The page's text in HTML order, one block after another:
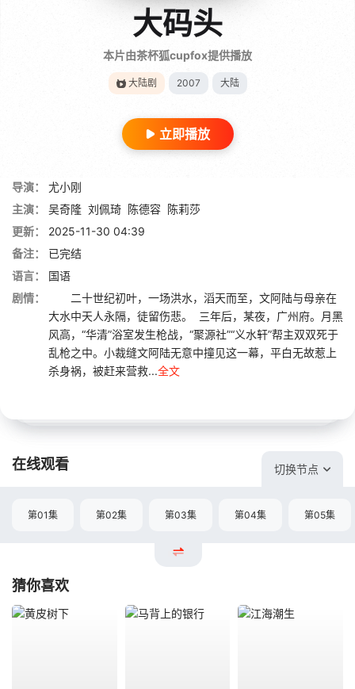
大码头
本片由茶杯狐cupfox提供播放
大陆剧 2007 大陆
立即播放
导演：
尤小刚
主演：
吴奇隆 刘佩琦 陈德容 陈莉莎
更新：
2025-11-30 04:39
备注：
已完结
语言：
国语
剧情：
二十世纪初叶，一场洪水，滔天而至，文阿陆与母亲在
大水中天人永隔，徒留伤悲。 三年后，某夜，广州府。月黑
风高，“华清”浴室发生枪战，“聚源社”“义水轩”帮主双双死于
乱枪之中。小裁缝文阿陆无意中撞见这一幕，平白无故惹上
杀身祸，被赶来营救...全文
在线观看 切换节点
第01集 第02集 第03集 第04集 第05集
猜你喜欢